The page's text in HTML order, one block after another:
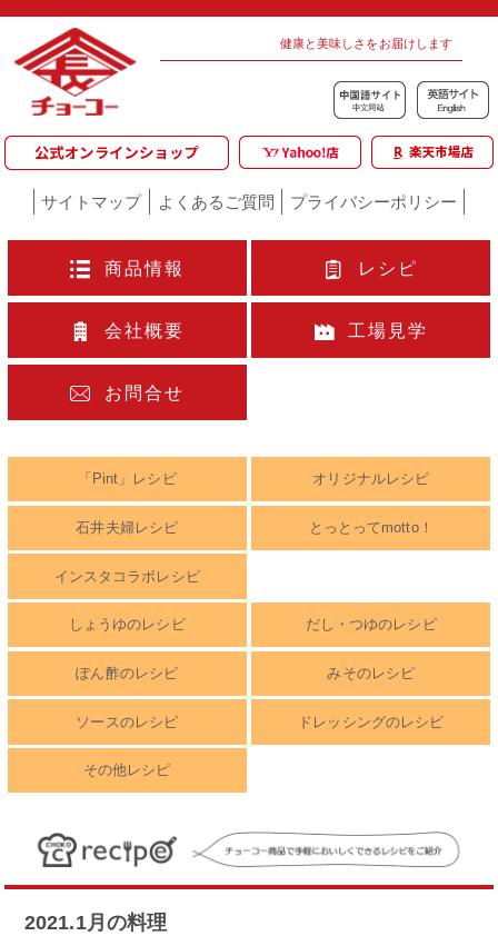
健康と美味しさをお届けします
サイトマップ よくあるご質問 プライバシーポリシー
商品情報 レシピ
会社概要 工場見学
お問合せ
「Pint」レシピ オリジナルレシピ
石井夫婦レシピ とっとってmotto！
インスタコラボレシピ
しょうゆのレシピ だし・つゆのレシピ
ぽん酢のレシピ みそのレシピ
ソースのレシピ ドレッシングのレシピ
その他レシピ
2021.1月の料理